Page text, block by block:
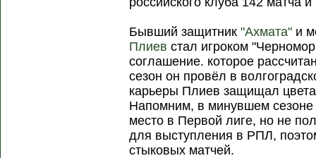
Бывший защитник"Ахмата" и
Плиев стал игроком
соглашение. которое
сезон он провёл в
карьеры Плиев защищал
Напомним, в минувшем
место в Первой лиге, но не
для выступления в РПЛ,
стыковых матчей.